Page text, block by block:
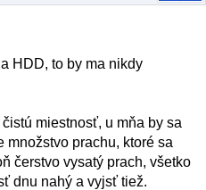
HDD, to by ma nikdy
miestnosť, u mňa by sa
prachu, ktoré sa
čerstvo vysatý prach, všetko
dnu nahý a vyjsť tiež.